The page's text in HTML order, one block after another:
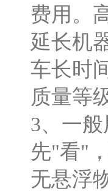
费用。
延长机
车长时
质量等
3、一
先"看"
无悬浮